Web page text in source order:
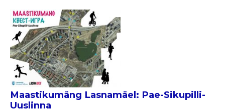
Maastikumäng Lasnamäel: Pae-Sikupilli-
Uuslinna